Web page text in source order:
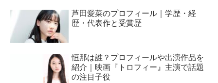
芦田愛菜のプロフィール｜学歴・経
歴・代表作と受賞歴
恒那は誰？プロフィールや出演作品を
紹介｜映画『トロフィー』主演で話題
の注目子役